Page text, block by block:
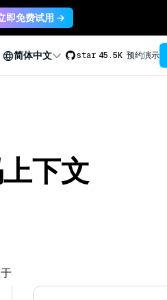
即免费试用 →
简体中文 star 45.5K 预约演示
下文